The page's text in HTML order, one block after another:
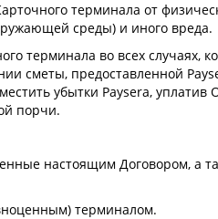
терминала от
среды) и иного вреда.
терминала во всех случаях,
сметы, предоставленной
убытки Paysera, уплатив
порчи.
настоящим Договором, а
терминалом.